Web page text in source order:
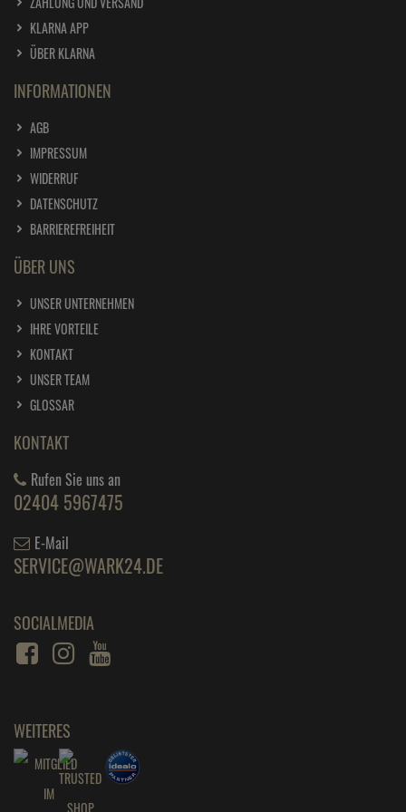
KLARNA APP
ÜBER KLARNA
INFORMATIONEN
AGB
IMPRESSUM
WIDERRUF
DATENSCHUTZ
BARRIEREFREIHEIT
ÜBER UNS
UNSER UNTERNEHMEN
IHRE VORTEILE
KONTAKT
UNSER TEAM
GLOSSAR
KONTAKT
Rufen Sie uns an
02404 5967475
E-Mail
SERVICE@WARK24.DE
SOCIALMEDIA
WEITERES